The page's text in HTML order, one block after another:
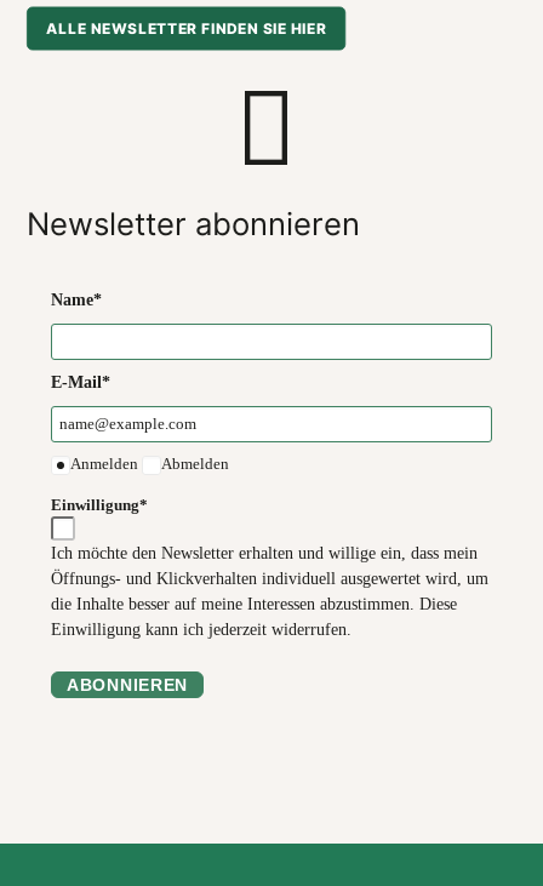
ALLE NEWSLETTER FINDEN SIE HIER
Newsletter abonnieren
Name*
E-Mail*
Anmelden Abmelden
Einwilligung*
Ich möchte den Newsletter erhalten und willige ein, dass mein
Öffnungs- und Klickverhalten individuell ausgewertet wird, um
die Inhalte besser auf meine Interessen abzustimmen. Diese
Einwilligung kann ich jederzeit widerrufen.
ABONNIEREN